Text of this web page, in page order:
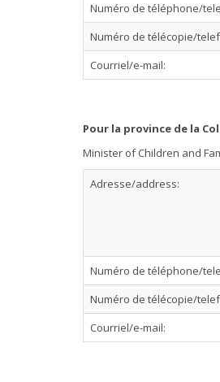
Numéro de téléphone/
Numéro de télécopie/
Courriel/e-mail:
Pour la province de la
Minister of Children and
Adresse/address:
Numéro de téléphone/
Numéro de télécopie/
Courriel/e-mail: